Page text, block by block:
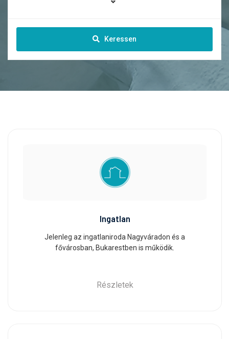
Keressen
Ingatlan
Jelenleg az ingatlaniroda Nagyváradon és a
fővárosban, Bukarestben is működik.
Részletek